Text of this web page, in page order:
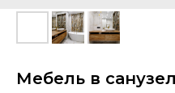
Мебель в